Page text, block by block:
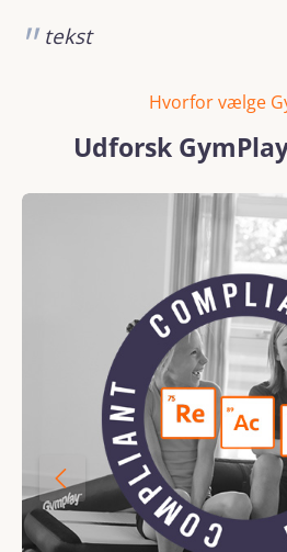
tekst
Hvorfor vælge
Udforsk
Spring over billedgalleri
REACH